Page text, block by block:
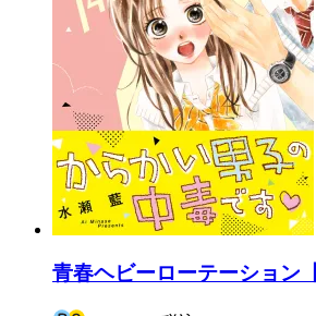
青春ヘビーローテーション